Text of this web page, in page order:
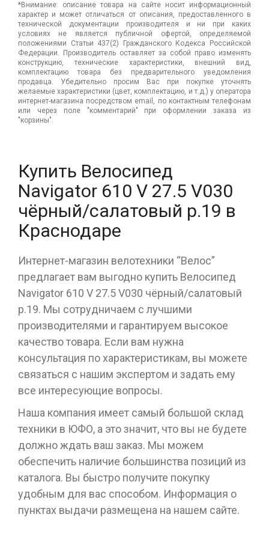
*Внимание: описание товара на сайте носит информационный
характер и может отличаться от описания, предоставленного в
технической документации производителя и ни при каких
условиях не является публичной офертой, определяемой
положениями Статьи 437(2) Гражданского Кодекса Российской
Федерации. Производитель оставляет за собой право изменять
конструкцию, технические характеристики, внешний вид,
комплектацию товара без предварительного уведомления
продавца. Убедительно просим Вас при покупке уточнять
желаемые характеристики (цвет, комплектацию, и т.д.) у оператора
интернет-магазина посредством email, по контактным телефонам
или через поле "комментарий" при оформлении заказа из
"корзины".
Купить Велосипед
Navigator 610 V 27.5 V030
чёрный/салатовый р.19 в
Краснодаре
Интернет-магазин велотехники “Велос”
предлагает вам выгодно купить Велосипед
Navigator 610 V 27.5 V030 чёрный/салатовый
р.19. Мы сотрудничаем с лучшими
производителями и гарантируем высокое
качество товара. Если вам нужна
консультация по характеристикам, вы можете
связаться с нашим экспертом и задать ему
все интересующие вопросы.
Наша компания имеет самый большой склад
техники в ЮФО, а это значит, что вы не будете
должно ждать ваш заказ. Мы можем
обеспечить наличие большинства позиций из
каталога. Вы быстро получите покупку
удобным для вас способом. Информация о
пунктах выдачи размещена на нашем сайте.